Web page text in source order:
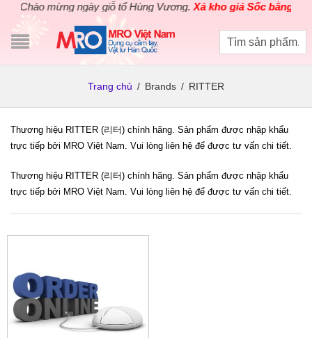
Chào mừng ngày giỗ tổ Hùng Vương.Xả kho giá Sốc bằng giá
Trang chủ / Brands / RITTER
Thương hiệu RITTER (리터) chính hãng. Sản phẩm được nhập khẩu
trực tiếp bởi MRO Việt Nam. Vui lòng liên hệ để được tư vấn chi tiết.
Thương hiệu RITTER (리터) chính hãng. Sản phẩm được nhập khẩu
trực tiếp bởi MRO Việt Nam. Vui lòng liên hệ để được tư vấn chi tiết.